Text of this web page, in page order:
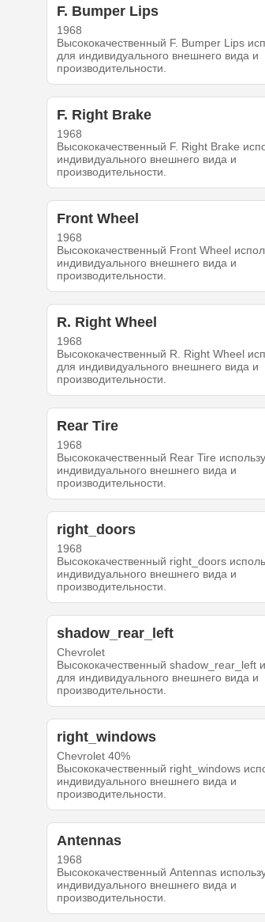
F. Bumper Lips
1968
Высококачественный F. Bumper Lips
для индивидуального внешнего вида и
производительности.
F. Right Brake
1968
Высококачественный F. Right Brake
индивидуального внешнего вида и
производительности.
Front Wheel
1968
Высококачественный Front Wheel
индивидуального внешнего вида и
производительности.
R. Right Wheel
1968
Высококачественный R. Right Wheel
для индивидуального внешнего вида и
производительности.
Rear Tire
1968
Высококачественный Rear Tire
индивидуального внешнего вида и
производительности.
right_doors
1968
Высококачественный right_doors
индивидуального внешнего вида и
производительности.
shadow_rear_left
Chevrolet
Высококачественный shadow_rear_left
для индивидуального внешнего вида и
производительности.
right_windows
Chevrolet 40%
Высококачественный right_windows
индивидуального внешнего вида и
производительности.
Antennas
1968
Высококачественный Antennas
индивидуального внешнего вида и
производительности.